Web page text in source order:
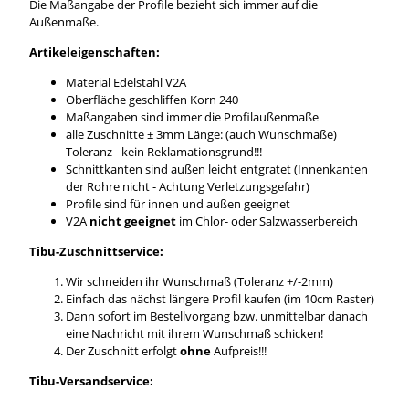
Die Maßangabe der Profile bezieht sich immer auf die
Außenmaße.
Artikeleigenschaften:
Material Edelstahl V2A
Oberfläche geschliffen Korn 240
Maßangaben sind immer die Profilaußenmaße
alle Zuschnitte ± 3mm Länge: (auch Wunschmaße)
Toleranz - kein Reklamationsgrund!!!
Schnittkanten sind außen leicht entgratet (Innenkanten
der Rohre nicht - Achtung Verletzungsgefahr)
Profile sind für innen und außen geeignet
V2A nicht geeignet im Chlor- oder Salzwasserbereich
Tibu-Zuschnittservice:
Wir schneiden ihr Wunschmaß (Toleranz +/-2mm)
Einfach das nächst längere Profil kaufen (im 10cm Raster)
Dann sofort im Bestellvorgang bzw. unmittelbar danach
eine Nachricht mit ihrem Wunschmaß schicken!
Der Zuschnitt erfolgtohneAufpreis!!!
Tibu-Versandservice: